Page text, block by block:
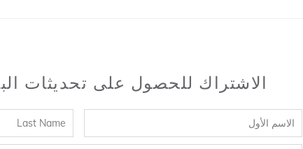
الاشتراك للحصول على تحديثات